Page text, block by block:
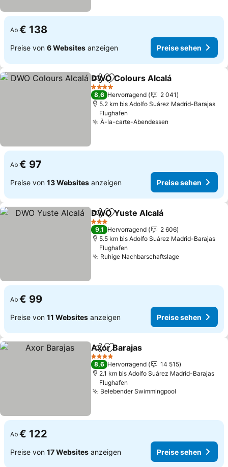
Ab € 138
Preise von 6 Websites anzeigen Preise sehen
TeilenZu Favoriten hinzufügen
DWO Colours Alcalá
4 Sterne
8,6 Hervorragend
2 041
5.2 km bis Adolfo Suárez Madrid-Barajas
Flughafen
À-la-carte-Abendessen
Ab € 97
Preise von 13 Websites anzeigen Preise sehen
TeilenZu Favoriten hinzufügen
DWO Yuste Alcalá
3 Sterne
9,1 Hervorragend
2 606
5.5 km bis Adolfo Suárez Madrid-Barajas
Flughafen
Ruhige Nachbarschaftslage
Ab € 99
Preise von 11 Websites anzeigen Preise sehen
TeilenZu Favoriten hinzufügen
Axor Barajas
4 Sterne
8,6 Hervorragend
14 515
2.1 km bis Adolfo Suárez Madrid-Barajas
Flughafen
Belebender Swimmingpool
Ab € 122
Preise von 17 Websites anzeigen Preise sehen